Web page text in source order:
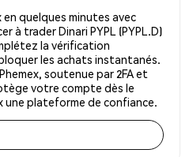
en quelques minutes avec
à trader Dinari PYPL (PYPL.D)
la vérification
les achats instantanés.
soutenue par 2FA et
votre compte dès le
une plateforme de confiance.